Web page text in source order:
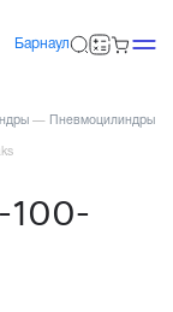
Барнаул
— Пневмоцилиндры
100-